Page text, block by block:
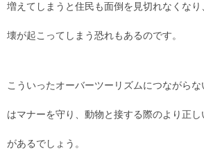
増えてしまうと住民も面倒を見切れなくな
壊が起こってしまう恐れもあるのです。
こういったオーバーツーリズムにつながら
はマナーを守り、動物と接する際のより正
があるでしょう。